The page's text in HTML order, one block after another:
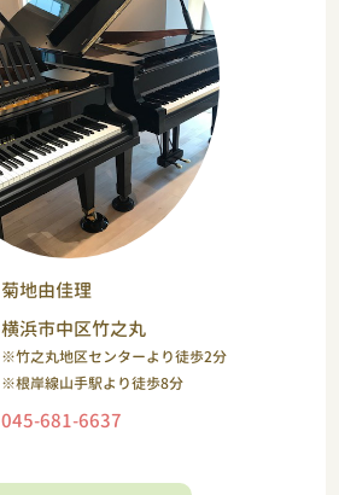
菊地由佳理
横浜市中区竹之丸
※竹之丸地区センターより徒歩2分
※根岸線山手駅より徒歩8分
045-681-6637